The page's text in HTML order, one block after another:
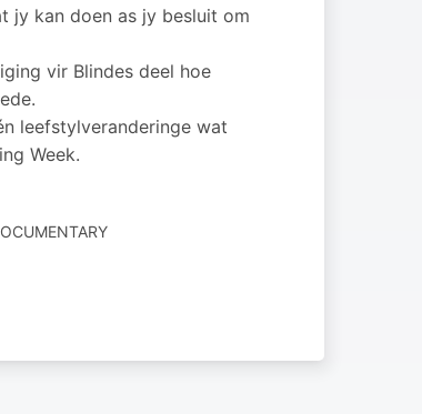
jy kan doen as jy besluit om
vir Blindes deel hoe
leefstylveranderinge wat
Week.